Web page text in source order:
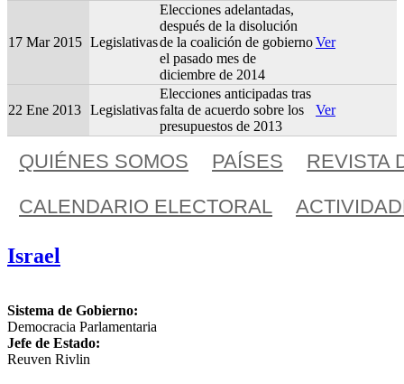
17 Mar 2015 Legislativas
Elecciones adelantadas,
después de la disolución
de la coalición de gobierno
el pasado mes de
diciembre de 2014
Ver
22 Ene 2013 Legislativas
Elecciones anticipadas tras
falta de acuerdo sobre los
presupuestos de 2013
Ver
QUIÉNES SOMOS PAÍSES
REVISTA
CALENDARIO ELECTORAL
Israel
Sistema de Gobierno:
Democracia Parlamentaria
Jefe de Estado:
Reuven Rivlin